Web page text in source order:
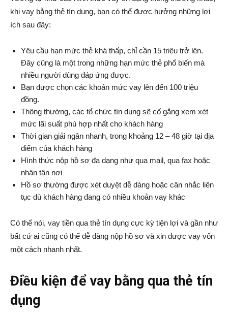
khi vay bằng thẻ tín dụng, bạn có thể được hưởng những lợi
ích sau đây:
Yêu cầu hạn mức thẻ khá thấp, chỉ cần 15 triệu trở lên.
Đây cũng là một trong những hạn mức thẻ phổ biến mà
nhiều người dùng đáp ứng được.
Bạn được chọn các khoản mức vay lên đến 100 triệu
đồng.
Thông thường, các tổ chức tín dụng sẽ cố gắng xem xét
mức lãi suất phù hợp nhất cho khách hàng
Thời gian giải ngân nhanh, trong khoảng 12 – 48 giờ tại địa
điểm của khách hàng
Hình thức nộp hồ sơ đa dạng như qua mail, qua fax hoặc
nhận tận nơi
Hồ sơ thường được xét duyệt dễ dàng hoặc cân nhắc liên
tục dù khách hàng đang có nhiều khoản vay khác
Có thể nói, vay tiền qua thẻ tín dụng cực kỳ tiện lợi và gần như
bất cứ ai cũng có thể dễ dàng nộp hồ sơ và xin được vay vốn
một cách nhanh nhất.
Điều kiện để vay bằng qua thẻ tín
dụng